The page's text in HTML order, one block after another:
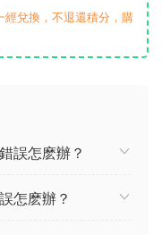
經兌換，不退還積分，購
誤怎麽辦？
怎麽辦？